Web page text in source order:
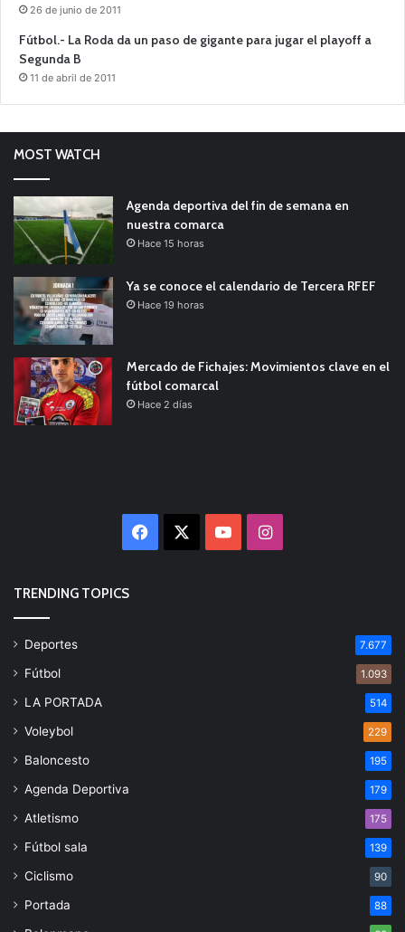
26 de junio de 2011
Fútbol.- La Roda da un paso de gigante para jugar el playoff a
Segunda B
11 de abril de 2011
MOST WATCH
Agenda deportiva del fin de semana en
nuestra comarca
Hace 15 horas
Ya se conoce el calendario de Tercera RFEF
Hace 19 horas
Mercado de Fichajes: Movimientos clave en el
fútbol comarcal
Hace 2 días
Facebook YouTubeInstagram
TRENDING TOPICS
Deportes 7.677
Fútbol 1.093
LA PORTADA 514
Voleybol 229
Baloncesto 195
Agenda Deportiva 179
Atletismo 175
Fútbol sala 139
Ciclismo 90
Portada 88